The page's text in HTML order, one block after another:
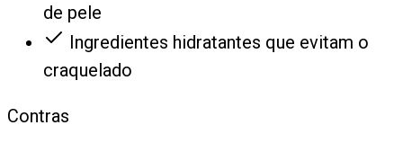
de pele
Ingredientes hidratantes que evitam o
craquelado
Contras